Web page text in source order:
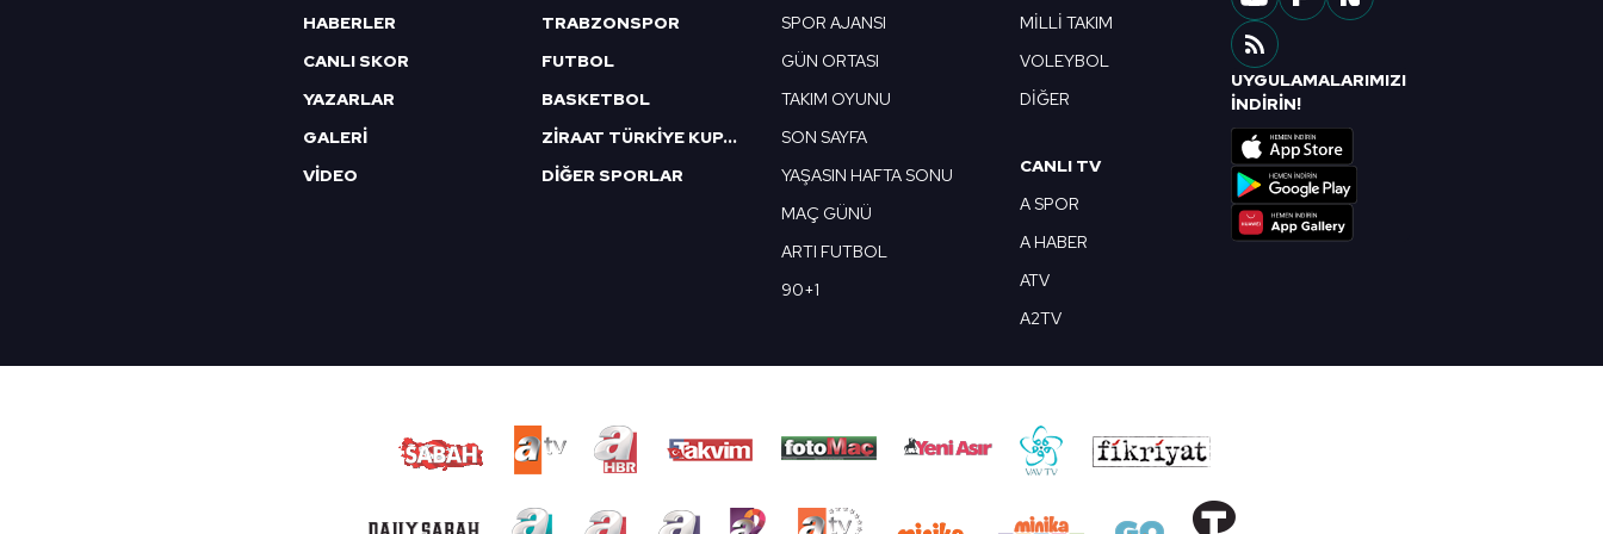
HABERLER
CANLI SKOR
YAZARLAR
GALERİ
VİDEO
TRABZONSPOR
FUTBOL
BASKETBOL
ZİRAAT TÜRKİYE KUPASI
DİĞER SPORLAR
SPOR AJANSI
GÜN ORTASI
TAKIM OYUNU
SON SAYFA
YAŞASIN HAFTA SONU
MAÇ GÜNÜ
ARTI FUTBOL
90+1
MİLLİ TAKIM
VOLEYBOL
DİĞER
CANLI TV
A SPOR
A HABER
ATV
A2TV
UYGULAMALARIMIZI
İNDİRİN!